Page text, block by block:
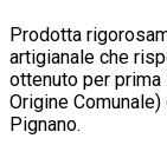
Prodotta
artigianale che
ottenuto per prima
Origine
Pignano.